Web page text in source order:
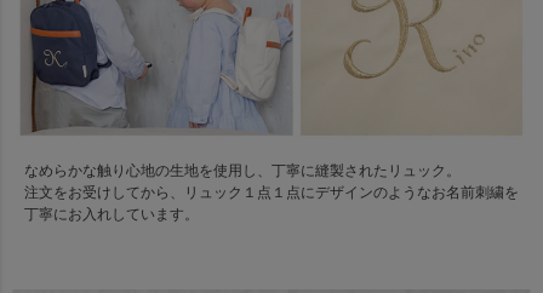
なめらかな触り心地の生地を使用し、丁寧に縫製されたリュック。
注文をお受けしてから、リュック１点１点にデザインのようなお名前刺繍を
丁寧にお入れしています。